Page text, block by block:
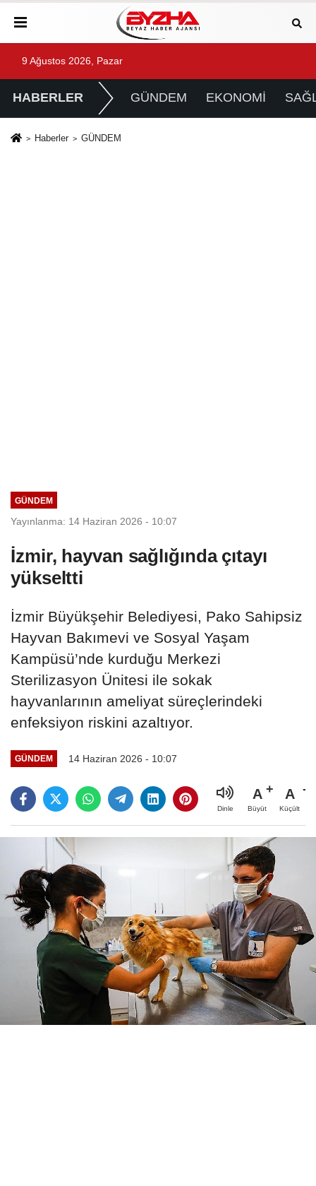
9 Ağustos 2026, Pazar
HABERLER GÜNDEM EKONOMİ
Haberler GÜNDEM
GÜNDEM
Yayınlanma: 14 Haziran 2026 - 10:07
İzmir, hayvan sağlığında çıtayı
yükseltti
İzmir Büyükşehir Belediyesi, Pako Sahipsiz
Hayvan Bakımevi ve Sosyal Yaşam
Kampüsü’nde kurduğu Merkezi
Sterilizasyon Ünitesi ile sokak
hayvanlarının ameliyat süreçlerindeki
enfeksiyon riskini azaltıyor.
GÜNDEM 14 Haziran 2026 - 10:07
Dinle
A
Büyüt
A
Küçült